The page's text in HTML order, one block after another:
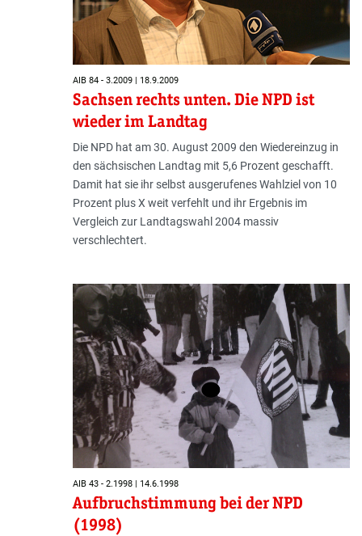
AIB 84 - 3.2009 | 18.9.2009
Sachsen rechts unten. Die NPD ist
wieder im Landtag
Die NPD hat am 30. August 2009 den Wiedereinzug in
den sächsischen Landtag mit 5,6 Prozent geschafft.
Damit hat sie ihr selbst ausgerufenes Wahlziel von 10
Prozent plus X weit verfehlt und ihr Ergebnis im
Vergleich zur Landtagswahl 2004 massiv
verschlechtert.
AIB 43 - 2.1998 | 14.6.1998
Aufbruchstimmung bei der NPD
(1998)